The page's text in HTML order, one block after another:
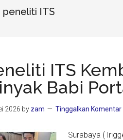
peneliti ITS
ITS
Babi
2026 by zam Tinggalkan Komentar
Surabaya